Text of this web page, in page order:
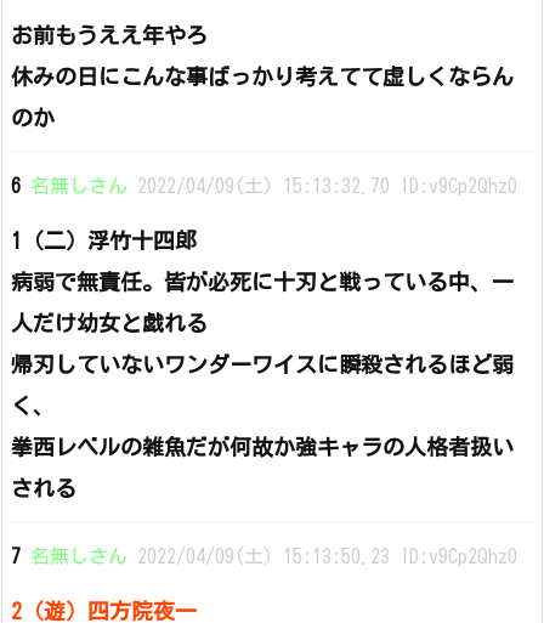
お前もうええ年やろ
休みの日にこんな事ばっかり考えてて虚しくならん
のか
6 名無しさん 2022/04/09(土) 15:13:32.70 ID:v9Cp2Qhz0
1（二）浮竹十四郎
病弱で無責任。皆が必死に十刃と戦っている中、一
人だけ幼女と戯れる
帰刃していないワンダーワイスに瞬殺されるほど弱
く、
拳西レベルの雑魚だが何故か強キャラの人格者扱い
される
7 名無しさん 2022/04/09(土) 15:13:50.23 ID:v9Cp2Qhz0
2（遊）四方院夜一